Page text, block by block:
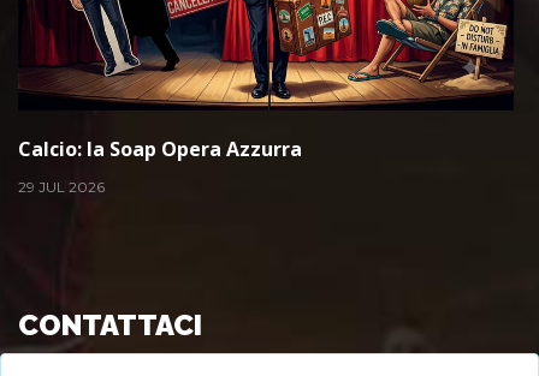
Calcio: la Soap Opera Azzurra
29 JUL 2026
CONTATTACI